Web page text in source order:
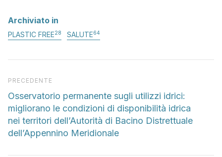
Archiviato in
PLASTIC FREE28 SALUTE64
Articolo precedente
PRECEDENTE
Osservatorio permanente sugli utilizzi idrici:
migliorano le condizioni di disponibilità idrica
nei territori dell’Autorità di Bacino Distrettuale
dell’Appennino Meridionale